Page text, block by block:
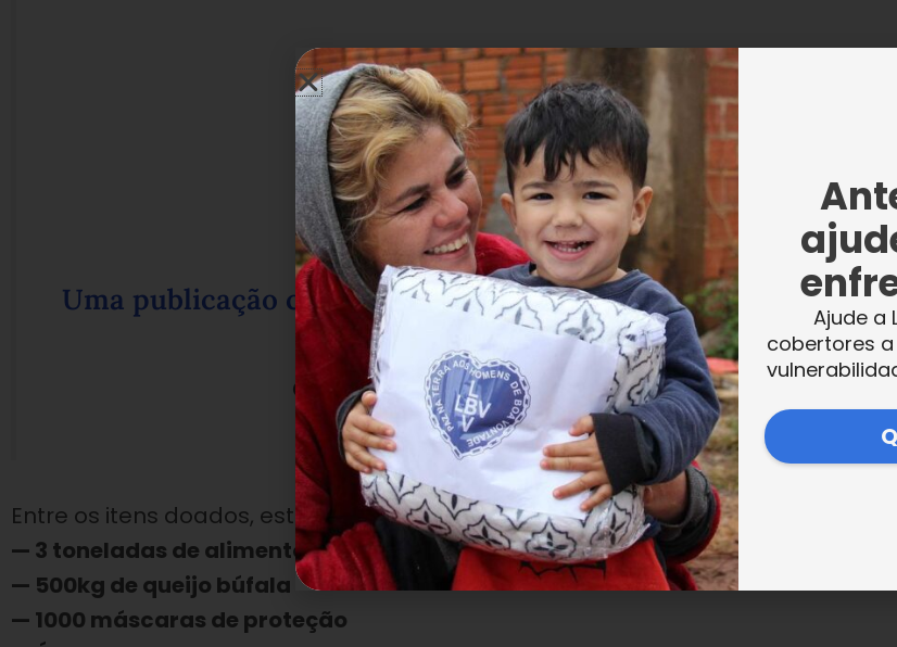
Uma publicação compartilhada por Solidariedade | Mundo
(@lbvbrasil)
em
23 de Abr, 2020 às 10:34 PDT
Entre os itens doados, estão:
— 3 toneladas de alimentos
— 500kg de queijo búfala
— 1000 máscaras de proteção
Ajude a
cobertores